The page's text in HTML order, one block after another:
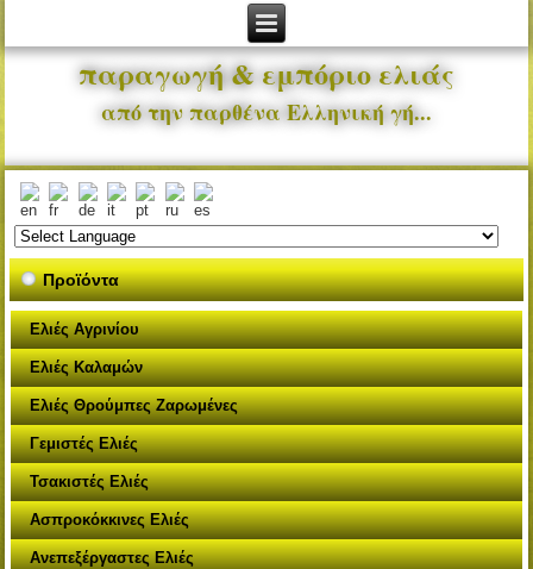
παραγωγή & εμπόριο ελιάς
από την παρθένα Ελληνική γή...
Προϊόντα
Ελιές Αγρινίου
Ελιές Καλαμών
Ελιές Θρούμπες Ζαρωμένες
Γεμιστές Ελιές
Τσακιστές Ελιές
Ασπροκόκκινες Ελιές
Ανεπεξέργαστες Ελιές